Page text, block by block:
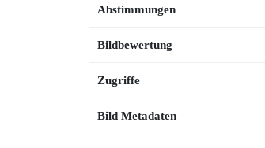
Abstimmungen
Bildbewertung
Zugriffe
Bild Metadaten